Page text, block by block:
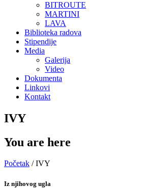
BITROUTE
MARTINI
LAVA
Biblioteka radova
Stipendije
Media
Galerija
Video
Dokumenta
Linkovi
Kontakt
IVY
You are here
Početak / IVY
Iz njihovog ugla